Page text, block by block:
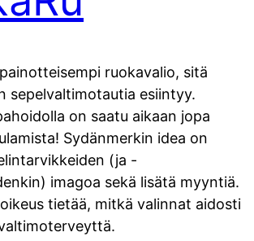
ruokavalio, sitä
sepelvaltimotautia esiintyy.
on saatu aikaan jopa
Sydänmerkin idea on
(ja -
imagoa sekä lisätä myyntiä.
tietää, mitkä valinnat aidosti